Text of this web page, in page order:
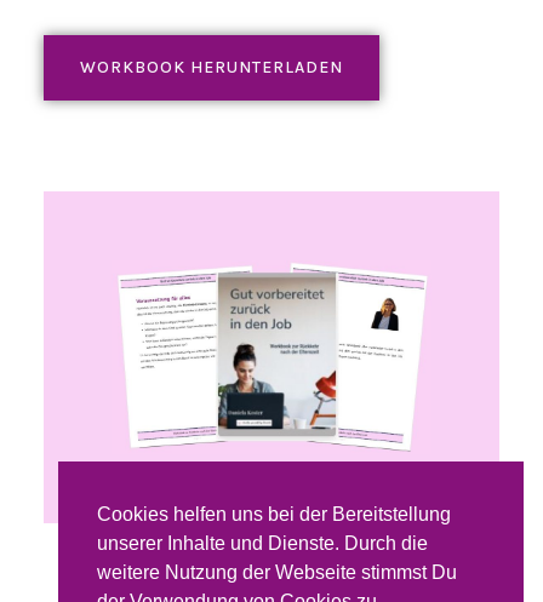
Cookies helfen uns bei der Bereitstellung
unserer Inhalte und Dienste. Durch die
weitere Nutzung der Webseite stimmst Du
WORKBOOK HERUNTERLADEN